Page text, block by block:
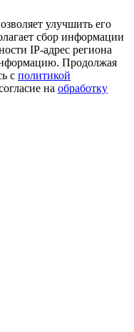
улучшить его
сбор информации
IP-адрес региона
Продолжая
с политикой
на обработку